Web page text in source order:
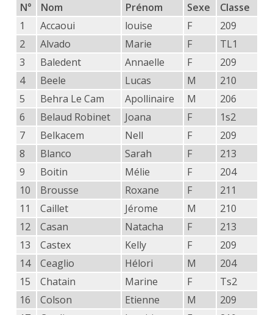
N° Nom Prénom Sexe
Classe
1
Accaoui louise F
209
2
Alvado Marie F
TL1
3
Baledent Annaelle F
209
4
Beele Lucas M
210
5
Behra Le Cam Apollinaire M
206
6
Belaud Robinet Joana F
1s2
7
Belkacem Nell F
209
8
Blanco Sarah F
213
9
Boitin Mélie F
204
10
Brousse Roxane F
211
11
Caillet Jérome M
210
12
Casan Natacha F
213
13
Castex Kelly F
209
14
Ceaglio Hélori M
204
15
Chatain Marine F
Ts2
16
Colson Etienne M
209